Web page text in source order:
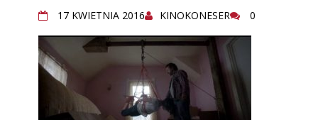
17 KWIETNIA 2016 KINOKONESER 0